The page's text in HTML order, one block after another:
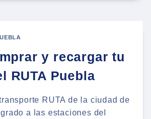
y recargar tu
RUTA Puebla
RUTA de la ciudad de
a las estaciones del